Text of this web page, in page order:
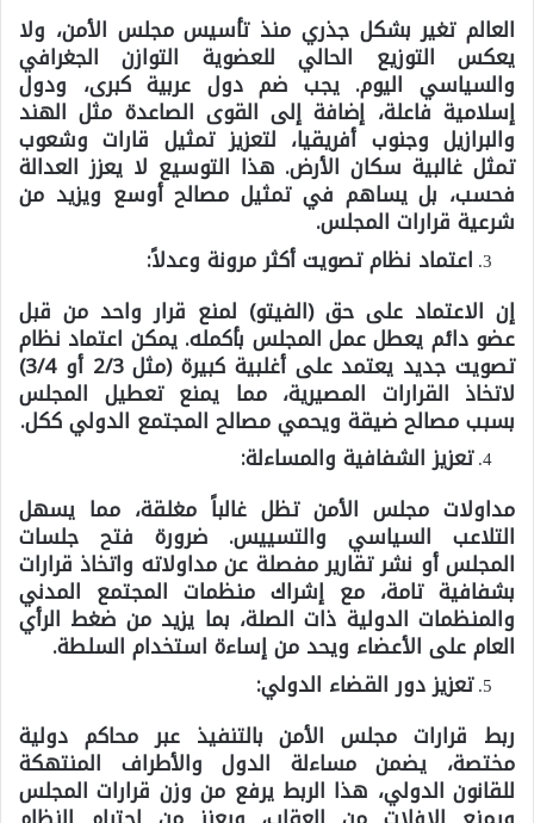
العالم تغير بشكل جذري منذ تأسيس مجلس الأمن، ولا
يعكس التوزيع الحالي للعضوية التوازن الجغرافي
والسياسي اليوم. يجب ضم دول عربية كبرى، ودول
إسلامية فاعلة، إضافة إلى القوى الصاعدة مثل الهند
والبرازيل وجنوب أفريقيا، لتعزيز تمثيل قارات وشعوب
تمثل غالبية سكان الأرض. هذا التوسيع لا يعزز العدالة
فحسب، بل يساهم في تمثيل مصالح أوسع ويزيد من
شرعية قرارات المجلس.
اعتماد نظام تصويت أكثر مرونة وعدلاً:
إن الاعتماد على حق (الفيتو) لمنع قرار واحد من قبل
عضو دائم يعطل عمل المجلس بأكمله. يمكن اعتماد نظام
تصويت جديد يعتمد على أغلبية كبيرة (مثل 2/3 أو 3/4)
لاتخاذ القرارات المصيرية، مما يمنع تعطيل المجلس
بسبب مصالح ضيقة ويحمي مصالح المجتمع الدولي ككل.
تعزيز الشفافية والمساءلة:
مداولات مجلس الأمن تظل غالباً مغلقة، مما يسهل
التلاعب السياسي والتسييس. ضرورة فتح جلسات
المجلس أو نشر تقارير مفصلة عن مداولاته واتخاذ قرارات
بشفافية تامة، مع إشراك منظمات المجتمع المدني
والمنظمات الدولية ذات الصلة، بما يزيد من ضغط الرأي
العام على الأعضاء ويحد من إساءة استخدام السلطة.
تعزيز دور القضاء الدولي:
ربط قرارات مجلس الأمن بالتنفيذ عبر محاكم دولية
مختصة، يضمن مساءلة الدول والأطراف المنتهكة
للقانون الدولي، هذا الربط يرفع من وزن قرارات المجلس